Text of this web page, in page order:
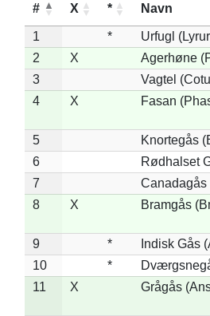
# X * Navn
1 *
Urfugl
2
X
Agerhøne
3
Vagtel
4
X Fasan
5
Knortegås
6
Rødhalset
7
Canadagås
8
X Bramgås
9 *
Indisk Gås
10
*
11
X Grågås